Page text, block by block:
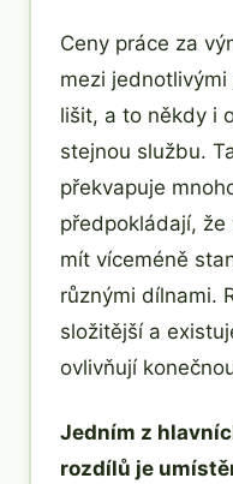
Ceny práce za
mezi
lišit, a to někdy i
stejnou službu.
překvapuje
předpokládají,
mít víceméně
různými dílnami.
složitější a
ovlivňují
Jedním z
rozdílů je